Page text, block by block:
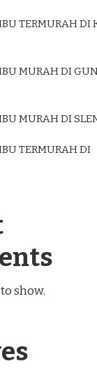
TERMURAH DI
MURAH DI
MURAH DI
TERMURAH DI
show.